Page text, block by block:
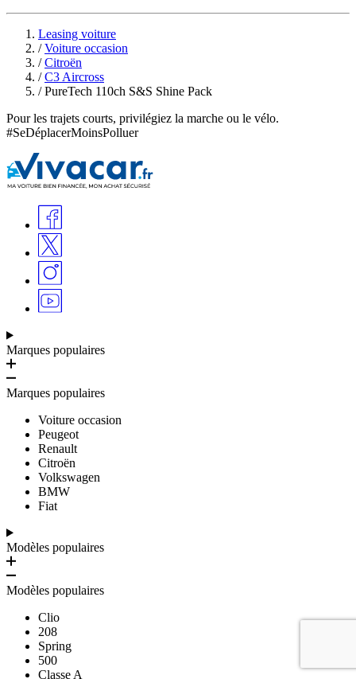
Leasing voiture
/ Voiture occasion
/ Citroën
/ C3 Aircross
/ PureTech 110ch S&S Shine Pack
Pour les trajets courts, privilégiez la marche ou le vélo.
#SeDéplacerMoinsPolluer
Marques populaires
Marques populaires
Voiture occasion
Peugeot
Renault
Citroën
Volkswagen
BMW
Fiat
Modèles populaires
Modèles populaires
Clio
208
Spring
500
Classe A